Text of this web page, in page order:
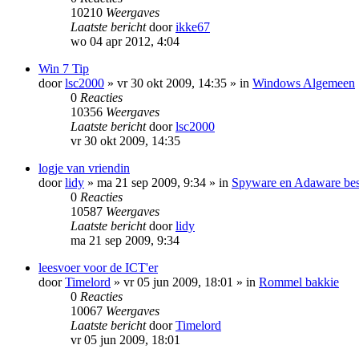
10210 Weergaves
Laatste berichtdoorikke67
wo 04 apr 2012, 4:04
Win 7 Tip
doorlsc2000 » vr 30 okt 2009, 14:35 » in Windows Algemeen
0 Reacties
10356 Weergaves
Laatste berichtdoorlsc2000
vr 30 okt 2009, 14:35
logje van vriendin
doorlidy » ma 21 sep 2009, 9:34 » in Spyware en Adaware
0 Reacties
10587 Weergaves
Laatste berichtdoorlidy
ma 21 sep 2009, 9:34
leesvoer voor de ICT'er
doorTimelord » vr 05 jun 2009, 18:01 » in Rommel bakkie
0 Reacties
10067 Weergaves
Laatste berichtdoorTimelord
vr 05 jun 2009, 18:01